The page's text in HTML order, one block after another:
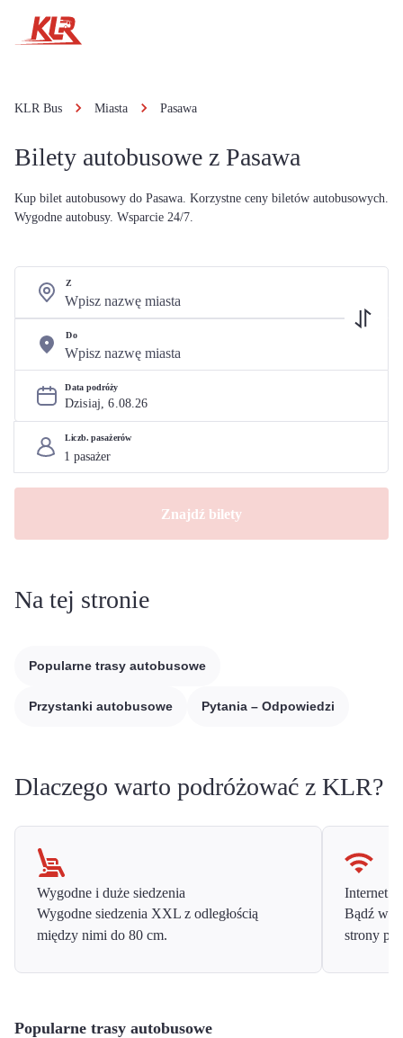
KLR Bus Miasta Pasawa
Bilety autobusowe z Pasawa
Kup bilet autobusowy do Pasawa. Korzystne ceny biletów autobusowych.
Wygodne autobusy. Wsparcie 24/7.
Z
Do
Data podróży
Dzisiaj, 6.08.26
Liczb. pasażerów
Znajdź bilety
Na tej stronie
Popularne trasy autobusowe
Przystanki autobusowe Pytania – Odpowiedzi
Dlaczego warto podróżować z KLR?
Wygodne i duże siedzenia
Wygodne siedzenia XXL z odległością
między nimi do 80 cm.
Internet
Bądź w
strony
Popularne trasy autobusowe